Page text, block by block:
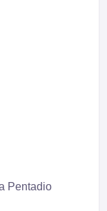
Pentadio